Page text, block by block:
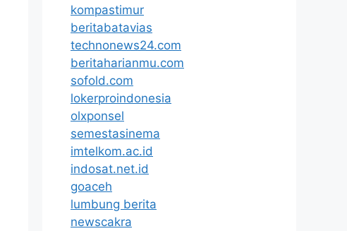
kompastimur
beritabatavias
technonews24.com
beritaharianmu.com
sofold.com
lokerproindonesia
olxponsel
semestasinema
imtelkom.ac.id
indosat.net.id
goaceh
lumbung berita
newscakra